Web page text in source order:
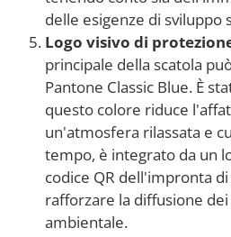
delle esigenze di sviluppo
Logo visivo di
principale della scatola
Pantone Classic Blue. È
questo colore riduce
un'atmosfera rilassata e
tempo, è integrato da un
codice QR dell'impronta
rafforzare la diffusione
ambientale.